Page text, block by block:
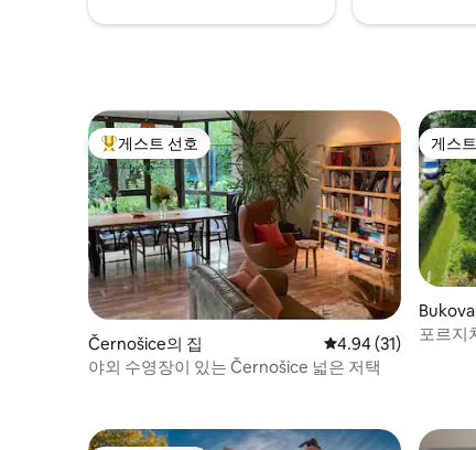
상위 게스트 선호
게스트 선호
Černošice의 집 평점 4.94점(5점 만
4.94 (31)
야외 수영장이 있는 Černošice 넓은 저택
게스
게스
포르지